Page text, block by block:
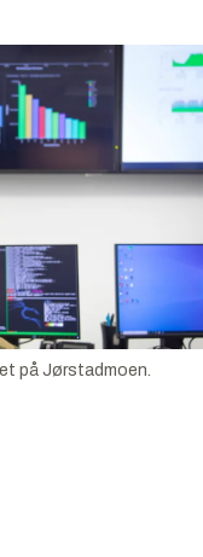
på Jørstadmoen.